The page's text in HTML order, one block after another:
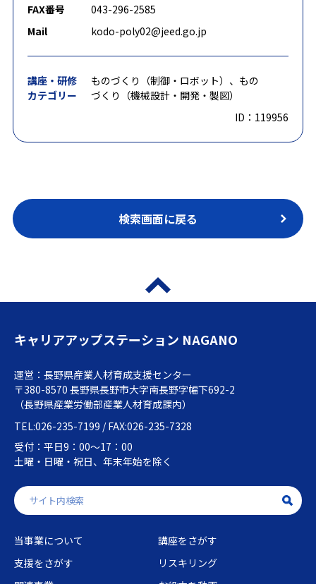
FAX番号
043-296-2585
Mail
kodo-poly02@jeed.go.jp
講座・研修
カテゴリー
ものづくり（制御・ロボット）、もの
づくり（機械設計・開発・製図）
ID：119956
検索画面に戻る
キャリアアップステーション NAGANO
運営：長野県産業人材育成支援センター
〒380-8570 長野県長野市大字南長野字幅下692-2
（長野県産業労働部産業人材育成課内）
TEL:026-235-7199 / FAX:026-235-7328
受付：平日9：00～17：00
土曜・日曜・祝日、年末年始を除く
当事業について
講座をさがす
支援をさがす
リスキリング